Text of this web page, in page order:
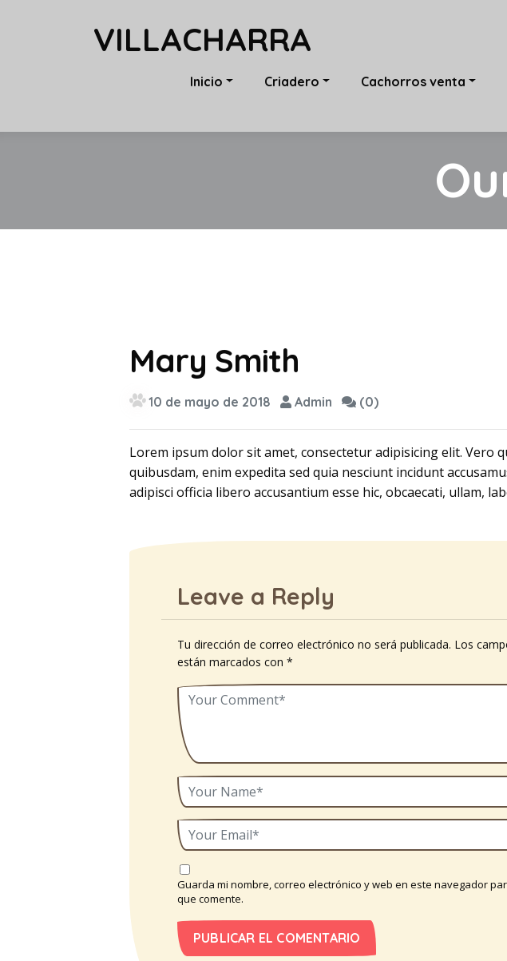
VILLACHARRA
Inicio Criadero Cachorros venta
Mary Smith
10 de mayo de 2018 Admin (0)
Lorem ipsum dolor sit amet, consectetur adipisicing elit. Vero
quibusdam, enim expedita sed quia nesciunt incidunt
adipisci officia libero accusantium esse hic, obcaecati, ullam,
Leave a Reply
Tu dirección de correo electrónico no será publicada. Los
están marcados con *
Guarda mi nombre, correo electrónico y web en este navegador
que comente.